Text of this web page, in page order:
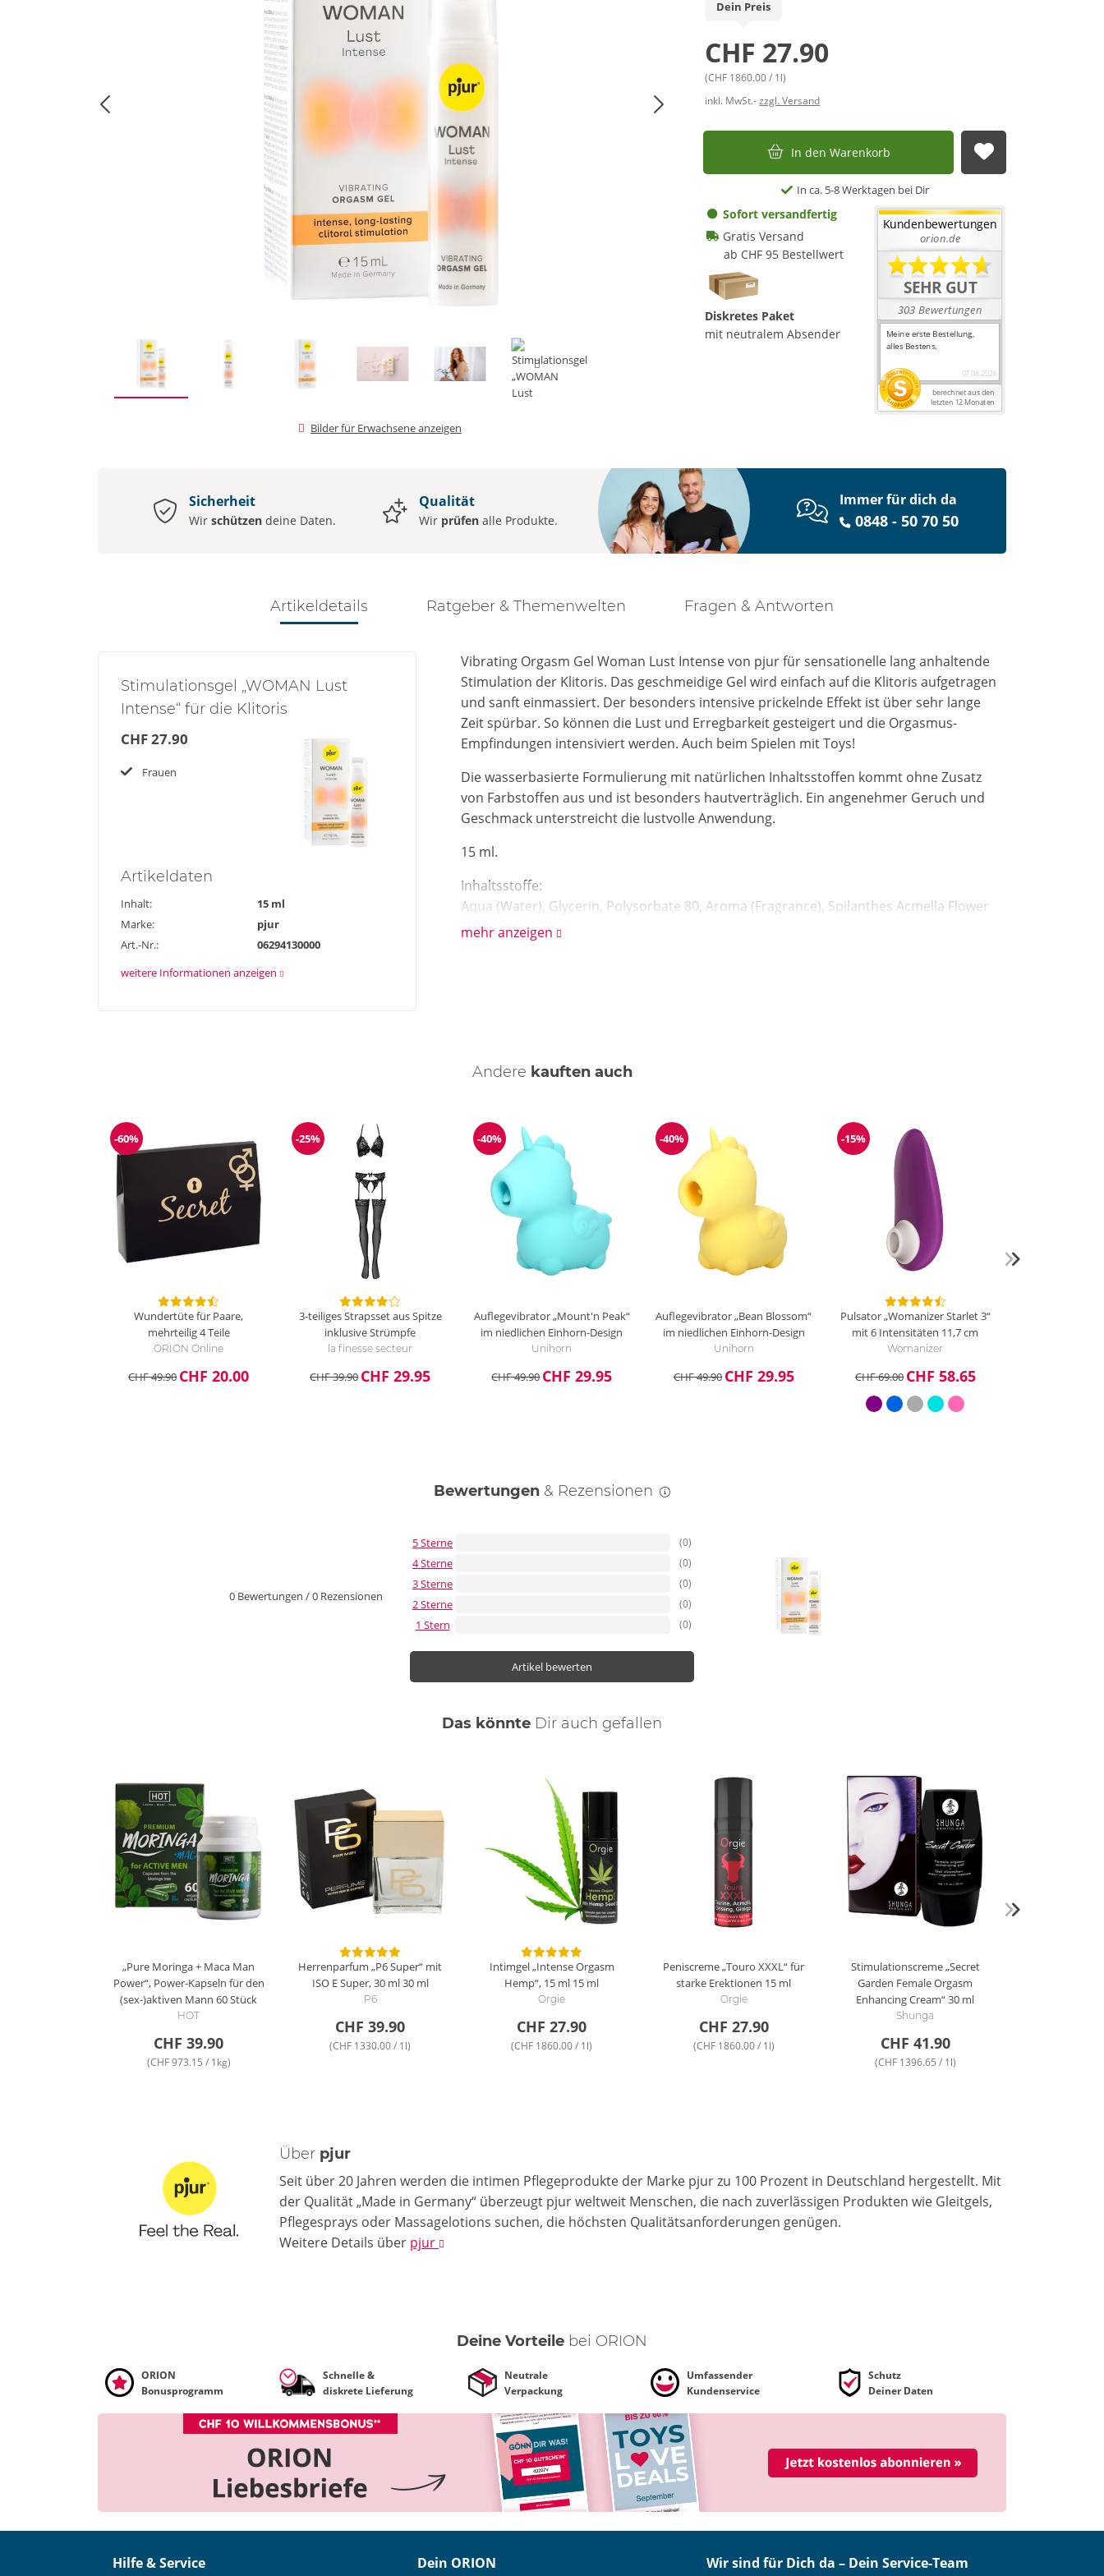
Bilder für Erwachsene anzeigen
Dein Preis
CHF 27.90
(CHF 1860.00 / 1l)
inkl. MwSt.-zzgl. Versand
In den Warenkorb Auf die
In ca. 5-8 Werktagen bei Dir
Sofort versandfertig
Gratis Versand
ab CHF 95 Bestellwert
Diskretes Paket
mit neutralem Absender
Sicherheit
Wir schützendeine Daten.
Qualität
Wir prüfen alle Produkte.
Immer für dich da
0848 - 50 70 50
Artikeldetails Ratgeber & Themenwelten Fragen & Antworten
Stimulationsgel „WOMAN Lust
Intense“ für die Klitoris
CHF 27.90
Frauen
Artikeldaten
Inhalt:
15 ml
Marke:
pjur
Art.-Nr.:
06294130000
weitere Informationen anzeigen
Vibrating Orgasm Gel Woman Lust Intense von pjur für sensationelle lang anhaltende
Stimulation der Klitoris. Das geschmeidige Gel wird einfach auf die Klitoris aufgetragen
und sanft einmassiert. Der besonders intensive prickelnde Effekt ist über sehr lange
Zeit spürbar. So können die Lust und Erregbarkeit gesteigert und die Orgasmus-
Empfindungen intensiviert werden. Auch beim Spielen mit Toys!
Die wasserbasierte Formulierung mit natürlichen Inhaltsstoffen kommt ohne Zusatz
von Farbstoffen aus und ist besonders hautverträglich. Ein angenehmer Geruch und
Geschmack unterstreicht die lustvolle Anwendung.
15 ml.
Inhaltsstoffe:
Aqua (Water), Glycerin, Polysorbate 80, Aroma (Fragrance), Spilanthes Acmella Flower
Extract, Xanthan Gum, Niacinamide, Sodium Benzoate, Sodium Saccharin, Citric Acid.
mehr anzeigen
Andere kauften auch
Reduzierung
-60%
Wundertüte für Paare,
mehrteilig4 Teile
ORION Online
CHF 49.90 CHF 20.00
Reduzierung
-25%
3-teiliges Strapsset aus Spitze
inklusive Strümpfe
la finesse secteur
CHF 39.90 CHF 29.95
Reduzierung
-40%
Auflegevibrator „Mount'n Peak“
im niedlichen Einhorn-Design
Unihorn
CHF 49.90CHF 29.95
Reduzierung
-40%
Auflegevibrator „Bean Blossom“
im niedlichen Einhorn-Design
Unihorn
CHF 49.90 CHF 29.95
Reduzierung
-15%
Pulsator „Womanizer Starlet 3“
mit 6 Intensitäten 11,7 cm
Womanizer
CHF 69.00 CHF 58.65
Bewertungen & Rezensionen
0 Bewertungen /0 Rezensionen
5 Sterne (0)
4 Sterne (0)
3 Sterne (0)
2 Sterne (0)
1 Stern (0)
Artikel bewerten
Das könnte Dir auch gefallen
„Pure Moringa + Maca Man
Power“, Power-Kapseln für den
(sex-)aktiven Mann 60 Stück
HOT
CHF 39.90
(CHF 973.15 / 1kg)
Herrenparfum „P6 Super“ mit
ISO E Super, 30 ml30 ml
P6
CHF 39.90
(CHF 1330.00 / 1l)
Intimgel „Intense Orgasm
Hemp“, 15 ml 15 ml
Orgie
CHF 27.90
(CHF 1860.00 / 1l)
Peniscreme „Touro XXXL“ für
starke Erektionen 15 ml
Orgie
CHF 27.90
(CHF 1860.00 / 1l)
Stimulationscreme „Secret
Garden Female Orgasm
Enhancing Cream“30 ml
Shunga
CHF 41.90
(CHF 1396.65 / 1l)
Über pjur
Seit über 20 Jahren werden die intimen Pflegeprodukte der Marke pjur zu 100 Prozent in Deutschland hergestellt. Mit
der Qualität „Made in Germany“ überzeugt pjur weltweit Menschen, die nach zuverlässigen Produkten wie Gleitgels,
Pflegesprays oder Massagelotions suchen, die höchsten Qualitätsanforderungen genügen.
Weitere Details über pjur
Deine Vorteile bei ORION
ORION
Bonusprogramm
Schnelle &
diskrete Lieferung
Neutrale
Verpackung
Umfassender
Kundenservice
Schutz
Deiner Daten
Hilfe & Service Dein ORION Wir sind für Dich da – Dein Service-Team